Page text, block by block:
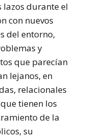
durante el
con nuevos
del entorno,
y
que parecían
lejanos, en
relacionales
tienen los
de la
su